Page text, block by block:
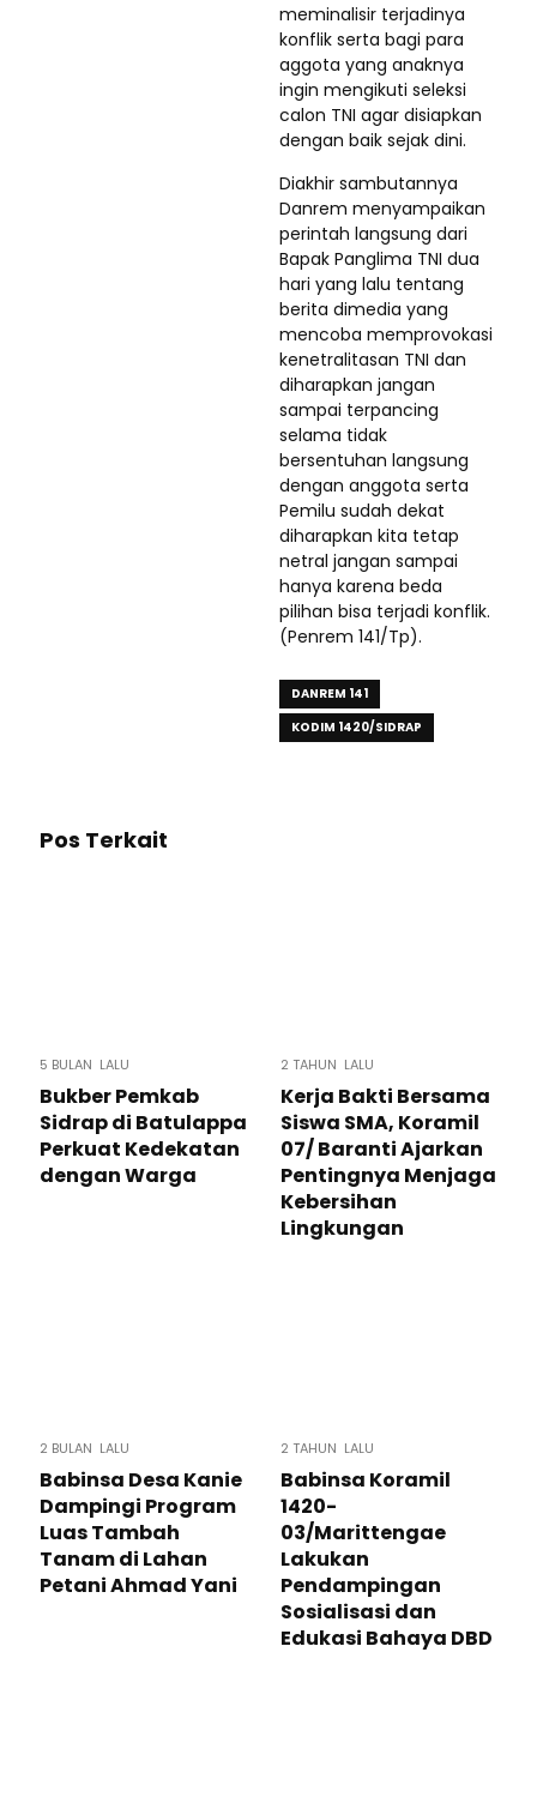
meminalisir terjadinya
konflik serta bagi para
aggota yang anaknya
ingin mengikuti seleksi
calon TNI agar disiapkan
dengan baik sejak dini.
Diakhir sambutannya
Danrem menyampaikan
perintah langsung dari
Bapak Panglima TNI dua
hari yang lalu tentang
berita dimedia yang
mencoba memprovokasi
kenetralitasan TNI dan
diharapkan jangan
sampai terpancing
selama tidak
bersentuhan langsung
dengan anggota serta
Pemilu sudah dekat
diharapkan kita tetap
netral jangan sampai
hanya karena beda
pilihan bisa terjadi konflik.
(Penrem 141/Tp).
DANREM 141
KODIM 1420/SIDRAP
Pos Terkait
5 BULAN LALU
Bukber Pemkab
Sidrap di Batulappa
Perkuat Kedekatan
dengan Warga
2 TAHUN LALU
Kerja Bakti Bersama
Siswa SMA, Koramil
07/ Baranti Ajarkan
Pentingnya Menjaga
Kebersihan
Lingkungan
2 BULAN LALU
Babinsa Desa Kanie
Dampingi Program
Luas Tambah
Tanam di Lahan
Petani Ahmad Yani
2 TAHUN LALU
Babinsa Koramil
1420-
03/Marittengae
Lakukan
Pendampingan
Sosialisasi dan
Edukasi Bahaya DBD